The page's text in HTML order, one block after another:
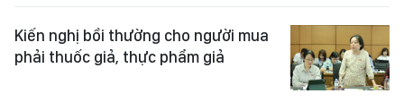
Kiến nghị bồi thường cho người mua
phải thuốc giả, thực phẩm giả